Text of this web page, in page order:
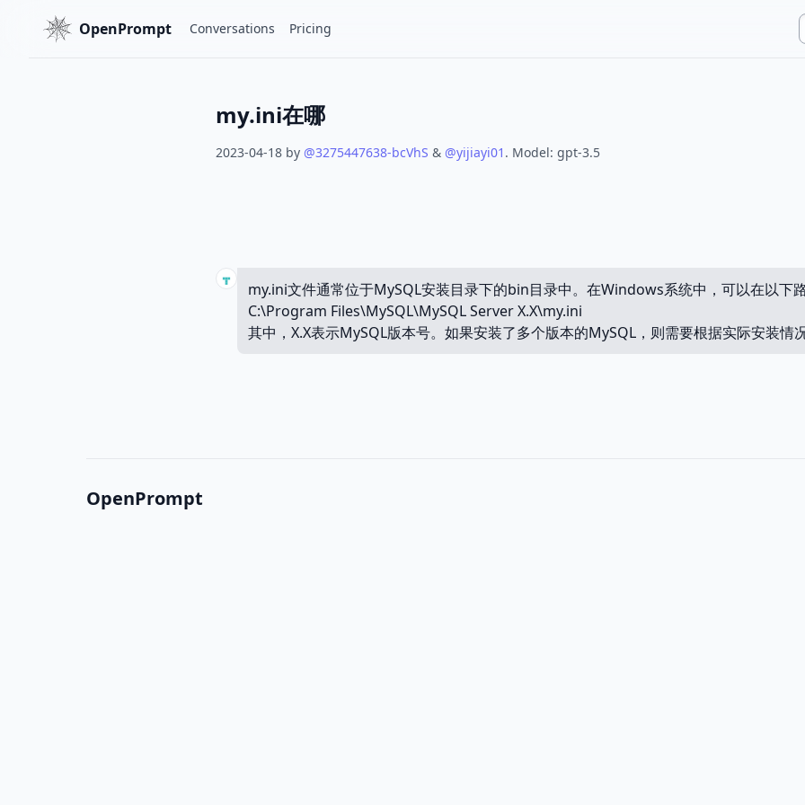
OpenPrompt Conversations Pricing
my.ini在哪
2023-04-18 by @3275447638-bcVhS & @yijiayi01 . Model: gpt-3.5
my.ini文件通常位于MySQL安装目录下的bin目录中。在Windows系统中，可以在以下
C:\Program Files\MySQL\MySQL Server X.X\my.ini
其中，X.X表示MySQL版本号。如果安装了多个版本的MySQL，则需要根据实际安装情况
OpenPrompt